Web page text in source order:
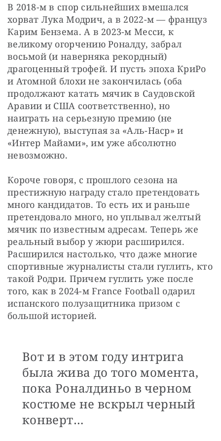
В 2018-м в спор сильнейших вмешался
хорват Лука Модрич, а в 2022-м — француз
Карим Бензема. А в 2023-м Месси, к
великому огорчению Роналду, забрал
восьмой (и наверняка рекордный)
драгоценный трофей. И пусть эпоха КриРо
и Атомной блохи не закончилась (оба
продолжают катать мячик в Саудовской
Аравии и США соответственно), но
наиграть на серьезную премию (не
денежную), выступая за «Аль-Наср» и
«Интер Майами», им уже абсолютно
невозможно.
Короче говоря, с прошлого сезона на
престижную награду стало претендовать
много кандидатов. То есть их и раньше
претендовало много, но уплывал желтый
мячик по известным адресам. Теперь же
реальный выбор у жюри расширился.
Расширился настолько, что даже многие
спортивные журналисты стали гуглить, кто
такой Родри. Причем гуглить уже после
того, как в 2024-м France Football одарил
испанского полузащитника призом с
большой историей.
Вот и в этом году интрига
была жива до того момента,
пока Роналдиньо в черном
костюме не вскрыл черный
конверт…